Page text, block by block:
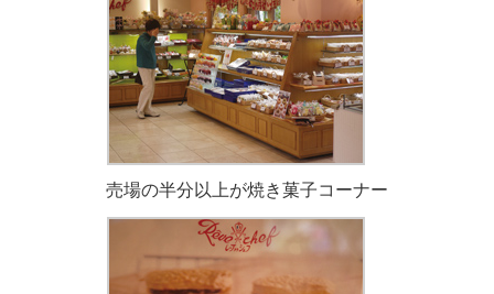
売場の半分以上が焼き菓子コーナー